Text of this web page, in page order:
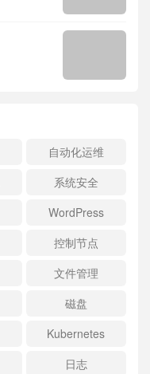
自动化运维
系统安全
WordPress
控制节点
文件管理
磁盘
Kubernetes
日志